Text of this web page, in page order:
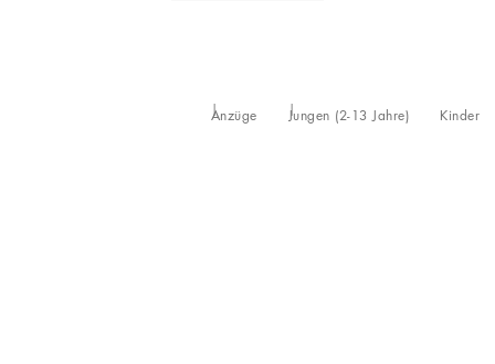
Kinder
Jungen (2-13 Jahre)
Anzüge